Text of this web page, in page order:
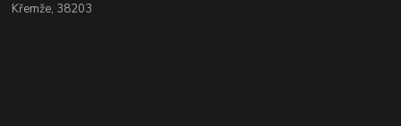
Křemže, 38203